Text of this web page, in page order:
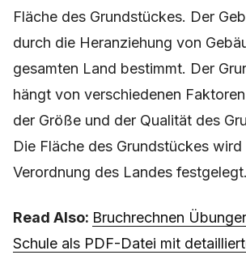
Fläche des Grundstückes. Der
durch die Heranziehung von
gesamten Land bestimmt. Der
hängt von verschiedenen
der Größe und der Qualität des
Die Fläche des Grundstückes
Verordnung des Landes festgelegt.
Read Also: Bruchrechnen
Schule als PDF-Datei mit